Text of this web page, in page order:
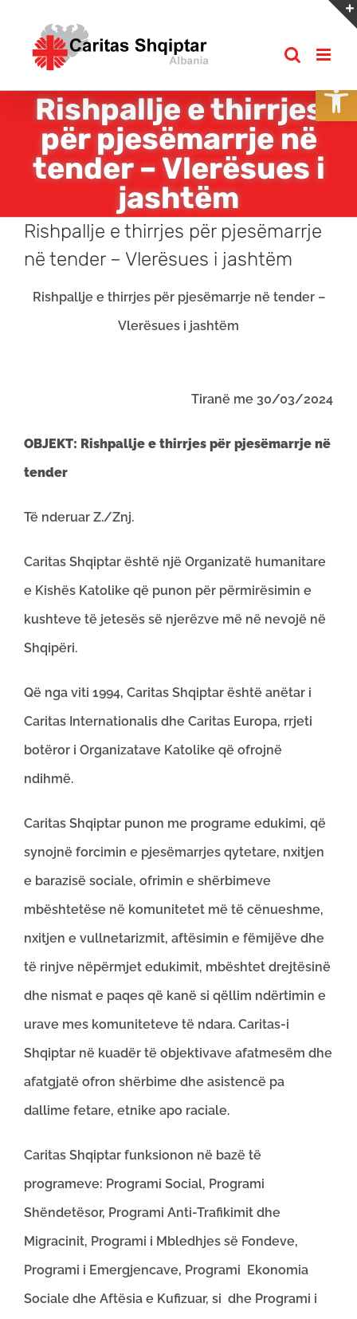
content
Rishpallje e thirrjes
për pjesëmarrje në
tender – Vlerësues i
jashtëm
Rishpallje e thirrjes për pjesëmarrje
në tender – Vlerësues i jashtëm
Rishpallje e thirrjes për pjesëmarrje në tender –
Vlerësues i jashtëm
Tiranë me 30/03/2024
OBJEKT: Rishpallje e thirrjes për pjesëmarrje në
tender
Të nderuar Z./Znj.
Caritas Shqiptar është një Organizatë humanitare
e Kishës Katolike që punon për përmirësimin e
kushteve të jetesës së njerëzve më në nevojë në
Shqipëri.
Që nga viti 1994, Caritas Shqiptar është anëtar i
Caritas Internationalis dhe Caritas Europa, rrjeti
botëror i Organizatave Katolike që ofrojnë
ndihmë.
Caritas Shqiptar punon me programe edukimi, që
synojnë forcimin e pjesëmarrjes qytetare, nxitjen
e barazisë sociale, ofrimin e shërbimeve
mbështetëse në komunitetet më të cënueshme,
nxitjen e vullnetarizmit, aftësimin e fëmijëve dhe
të rinjve nëpërmjet edukimit, mbështet drejtësinë
dhe nismat e paqes që kanë si qëllim ndërtimin e
urave mes komuniteteve të ndara. Caritas-i
Shqiptar në kuadër të objektivave afatmesëm dhe
afatgjatë ofron shërbime dhe asistencë pa
dallime fetare, etnike apo raciale.
Caritas Shqiptar funksionon në bazë të
programeve: Programi Social, Programi
Shëndetësor, Programi Anti-Trafikimit dhe
Migracinit, Programi i Mbledhjes së Fondeve,
Programi i Emergjencave, Programi Ekonomia
Sociale dhe Aftësia e Kufizuar, si dhe Programi i